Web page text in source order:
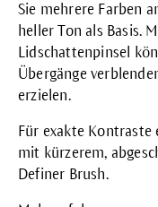
Sie mehrere Farben
heller Ton als Basis.
Lidschattenpinsel
Übergänge
erzielen.
Für exakte Kontraste
mit kürzerem,
Definer Brush.